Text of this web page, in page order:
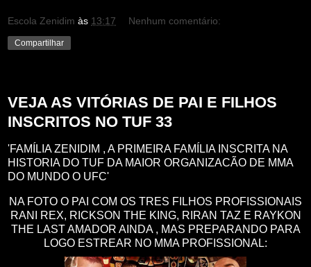
Escola Zenidim às 13:17 Nenhum comentário:
Compartilhar
VEJA AS VITÓRIAS DE PAI E FILHOS
INSCRITOS NO TUF 33
'FAMÍLIA ZENIDIM , A PRIMEIRA FAMÍLIA INSCRITA NA
HISTORIA DO TUF DA MAIOR ORGANIZACÃO DE MMA
DO MUNDO O UFC'
NA FOTO O PAI COM OS TRES FILHOS PROFISSIONAIS
RANI REX, RICKSON THE KING, RIRAN TAZ E RAYKON
THE LAST AMADOR AINDA , MAS PREPARANDO PARA
LOGO ESTREAR NO MMA PROFISSIONAL: